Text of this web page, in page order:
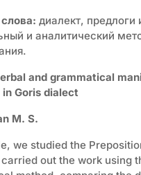
диалект, предлоги
и аналитический
and grammatical
in Goris dialect
M. S.
we studied the
out the work using